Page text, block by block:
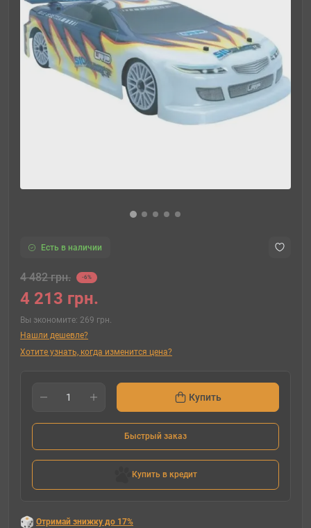
Есть в наличии
4 482 грн. -6%
4 213 грн.
Вы экономите: 269 грн.
Нашли дешевле?
Хотите узнать, когда изменится цена?
Купить
Быстрый заказ
Купить в кредит
Отримай знижку до 17%